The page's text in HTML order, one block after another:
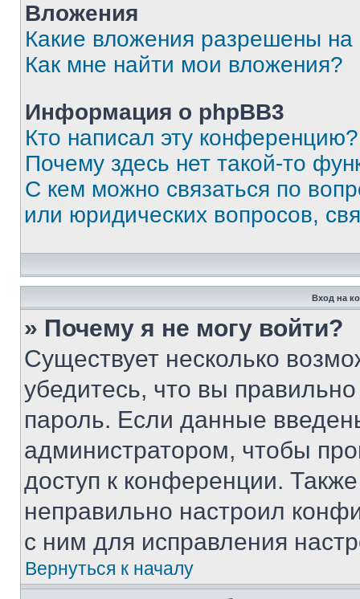
Вложения
Какие вложения разрешены
Как мне найти мои вложения?
Информация о phpBB3
Кто написал эту конференцию?
Почему здесь нет такой-то
С кем можно связаться по
или юридических вопросов,
Вход на
» Почему я не могу войти?
Существует несколько
убедитесь, что вы
пароль. Если данные
администратором, чтобы
доступ к конференции.
неправильно настроил
с ним для исправления
Вернуться к началу